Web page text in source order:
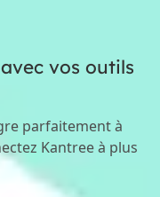
vos outils
parfaitement à
Kantree à plus